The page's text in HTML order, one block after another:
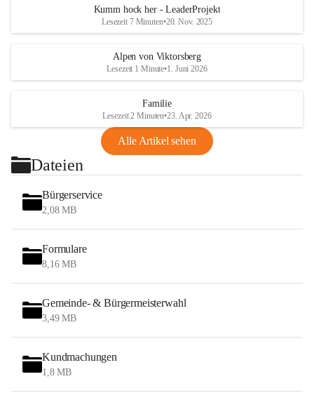
Kumm hock her - LeaderProjekt
Lesezeit 7 Minuten•20. Nov. 2025
Alpen von Viktorsberg
Lesezeit 1 Minute•1. Juni 2026
Familie
Lesezeit 2 Minuten•23. Apr. 2026
Alle Artikel sehen
Dateien
Bürgerservice
2,08 MB
Formulare
8,16 MB
Gemeinde- & Bürgermeisterwahl
3,49 MB
Kundmachungen
1,8 MB